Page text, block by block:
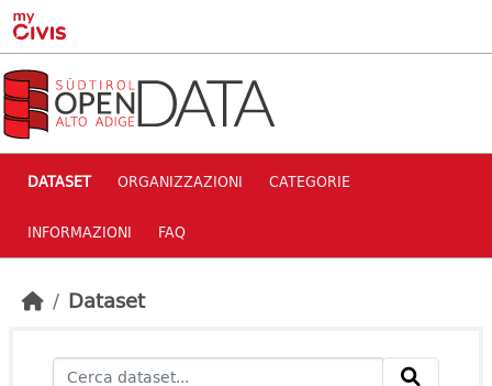
Skip to main content
DATASET ORGANIZZAZIONI CATEGORIE
INFORMAZIONI FAQ
Dataset